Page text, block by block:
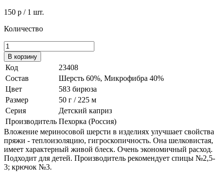
150 р / 1 шт.
Количество
В корзину
Код
23408
Состав
Шерсть 60%, Микрофибра 40%
Цвет
583 бирюза
Размер
50 г / 225 м
Серия
Детский каприз
Производитель Пехорка (Россия)
Вложение мериносовой шерсти в изделиях улучшает свойства
пряжи - теплоизоляцию, гигроскопичность. Она шелковистая,
имеет характерный живой блеск. Очень экономичный расход.
Подходит для детей. Производитель рекомендует спицы №2,5-
3; крючок №3.